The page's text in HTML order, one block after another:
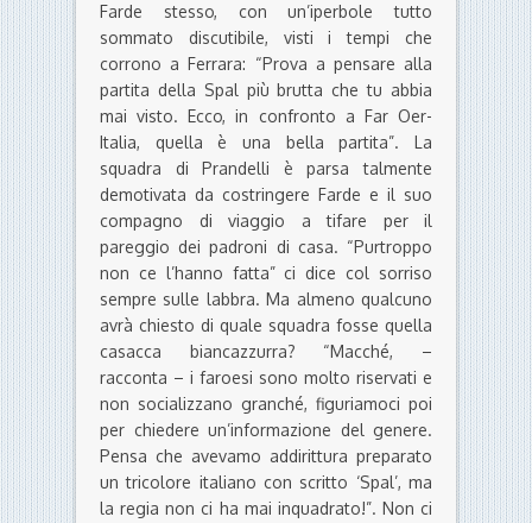
Farde stesso, con un’iperbole tutto
sommato discutibile, visti i tempi che
corrono a Ferrara: “Prova a pensare alla
partita della Spal più brutta che tu abbia
mai visto. Ecco, in confronto a Far Oer-
Italia, quella è una bella partita”. La
squadra di Prandelli è parsa talmente
demotivata da costringere Farde e il suo
compagno di viaggio a tifare per il
pareggio dei padroni di casa. “Purtroppo
non ce l’hanno fatta” ci dice col sorriso
sempre sulle labbra. Ma almeno qualcuno
avrà chiesto di quale squadra fosse quella
casacca biancazzurra? “Macché, –
racconta – i faroesi sono molto riservati e
non socializzano granché, figuriamoci poi
per chiedere un’informazione del genere.
Pensa che avevamo addirittura preparato
un tricolore italiano con scritto ‘Spal’, ma
la regia non ci ha mai inquadrato!”. Non ci